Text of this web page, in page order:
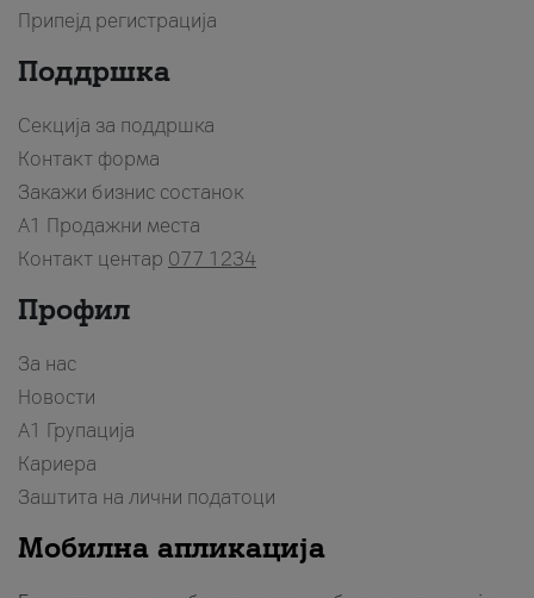
Припејд регистрација
Поддршка
Секција за поддршка
Контакт форма
Закажи бизнис состанок
A1 Продажни места
Контакт центар 077 1234
Профил
За нас
Новости
А1 Групација
Кариера
Заштита на лични податоци
Мобилна апликација